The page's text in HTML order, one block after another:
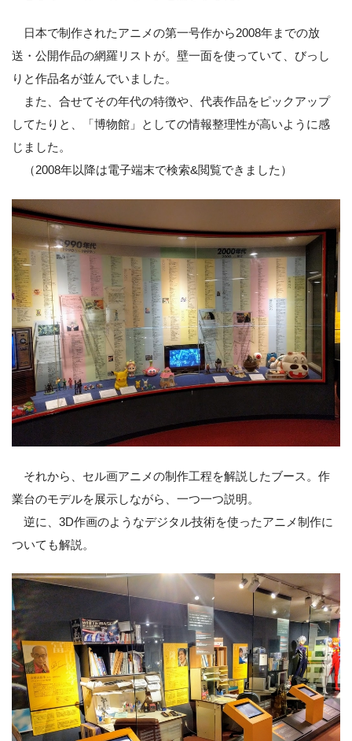
日本で制作されたアニメの第一号作から2008年までの放
送・公開作品の網羅リストが。壁一面を使っていて、びっし
りと作品名が並んでいました。
また、合せてその年代の特徴や、代表作品をピックアップ
してたりと、「博物館」としての情報整理性が高いように感
じました。
（2008年以降は電子端末で検索&閲覧できました）
それから、セル画アニメの制作工程を解説したブース。作
業台のモデルを展示しながら、一つ一つ説明。
逆に、3D作画のようなデジタル技術を使ったアニメ制作に
ついても解説。